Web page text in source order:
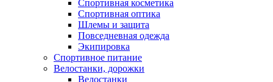
Спортивная косметика
Спортивная оптика
Шлемы и защита
Повседневная одежда
Экипировка
Спортивное питание
Велостанки, дорожки
Велостанки